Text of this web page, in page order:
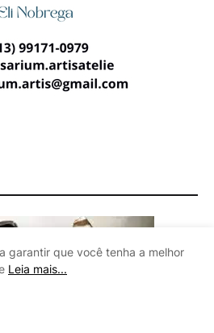
garantir que você tenha a melhor
Leia mais...